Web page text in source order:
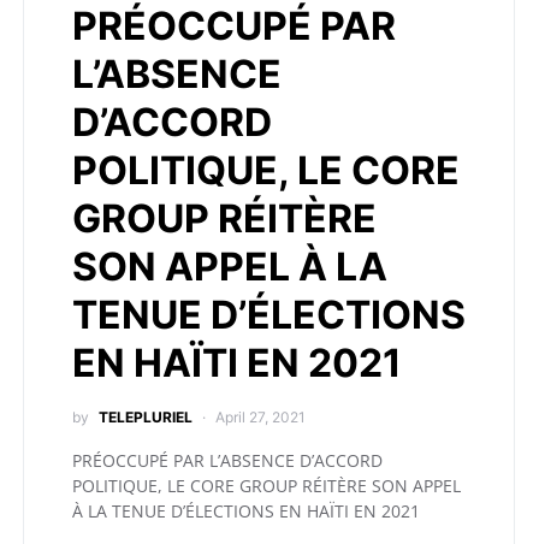
PRÉOCCUPÉ PAR
L’ABSENCE
D’ACCORD
POLITIQUE, LE CORE
GROUP RÉITÈRE
SON APPEL À LA
TENUE D’ÉLECTIONS
EN HAÏTI EN 2021
by TELEPLURIEL April 27, 2021
PRÉOCCUPÉ PAR L’ABSENCE D’ACCORD
POLITIQUE, LE CORE GROUP RÉITÈRE SON APPEL
À LA TENUE D’ÉLECTIONS EN HAÏTI EN 2021